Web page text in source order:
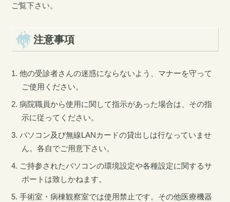
ご覧下さい。
注意事項
他の受診者さんの迷惑にならないよう、マナーを守って
ご使用ください。
病院職員から使用に関して指示があった場合は、その指
示に従ってください。
パソコン及び無線LANカードの貸出しは行なっていませ
ん。各自でご用意下さい。
ご持参されたパソコンの環境設定や各種設定に関するサ
ポートは致しかねます。
手術室・病棟観察室では使用禁止です。その他医療機器